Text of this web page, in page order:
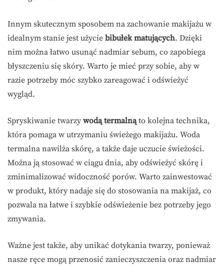
Innym skutecznym sposobem na zachowanie makijażu w
idealnym stanie jest użycie bibułek matujących. Dzięki
nim można łatwo usunąć nadmiar sebum, co zapobiega
błyszczeniu się skóry. Warto je mieć przy sobie, aby w
razie potrzeby móc szybko zareagować i odświeżyć
wygląd.
Spryskiwanie twarzy wodą termalnąto kolejna technika,
która pomaga w utrzymaniu świeżego makijażu. Woda
termalna nawilża skórę, a także daje uczucie świeżości.
Można ją stosować w ciągu dnia, aby odświeżyć skórę i
zminimalizować widoczność porów. Warto zainwestować
w produkt, który nadaje się do stosowania na makijaż, co
pozwala na łatwe i szybkie odświeżenie bez potrzeby jego
zmywania.
Ważne jest także, aby unikać dotykania twarzy, ponieważ
nasze ręce mogą przenosić zanieczyszczenia oraz nadmiar